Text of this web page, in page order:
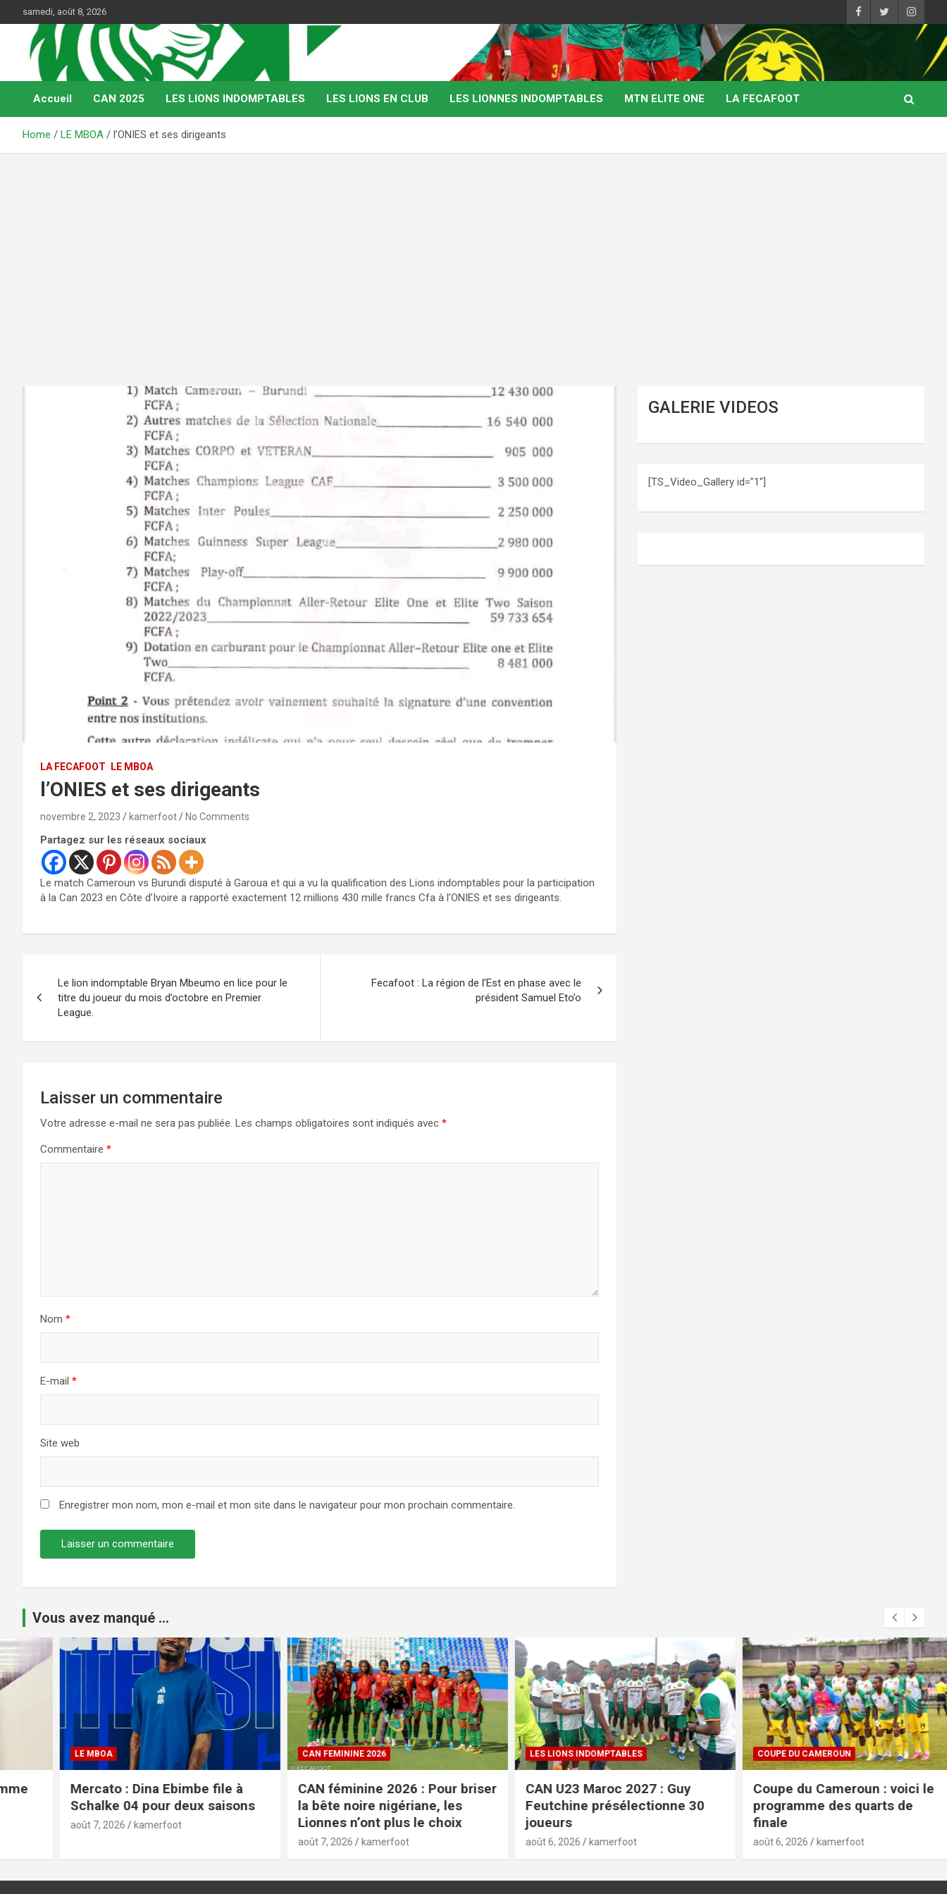
to
content
samedi, août 8, 2026
Kamerfoot
Web Magazine du football camerounais
Accueil CAN 2025 LES LIONS INDOMPTABLES LES LIONS EN CLUB LES LIONNES INDOMPTABLES MTN ELITE ONE LA FECAFOOT
Home LE MBOA l’ONIES et ses dirigeants
LA FECAFOOT LE MBOA
l’ONIES et ses dirigeants
novembre 2, 2023 kamerfoot No Comments
Partagez sur les réseaux sociaux
Le match Cameroun vs Burundi disputé à Garoua et qui a vu la qualification des Lions indomptables pour la participation
à la Can 2023 en Côte d’Ivoire a rapporté exactement 12 millions 430 mille francs Cfa à l’ONIES et ses dirigeants.
de
l’article
Le lion indomptable Bryan Mbeumo en lice pour le
titre du joueur du mois d’octobre en Premier
League.
Fecafoot : La région de l’Est en phase avec le
président Samuel Eto’o
Laisser un commentaire
Votre adresse e-mail ne sera pas publiée. Les champs obligatoires sont indiqués avec *
Commentaire *
Nom *
E-mail *
Site web
Enregistrer mon nom, mon e-mail et mon site dans le navigateur pour mon prochain commentaire.
GALERIE VIDEOS
[TS_Video_Gallery id="1"]
Vous avez manqué ...
Mercato : Dina Ebimbe file à
Schalke 04 pour deux saisons
août 7, 2026 kamerfoot
CAN FEMININE 2026
CAN féminine 2026 : Pour briser
la bête noire nigériane, les
Lionnes n’ont plus le choix
août 7, 2026 kamerfoot
LES LIONS INDOMPTABLES
CAN U23 Maroc 2027 : Guy
Feutchine présélectionne 30
joueurs
août 6, 2026 kamerfoot
COUPE DU CAMEROUN
Coupe du Cameroun : voici le
programme des quarts de
août 6, 2026 kamerfoot